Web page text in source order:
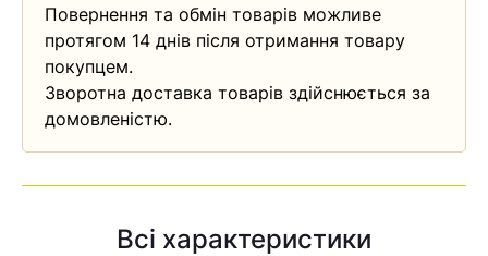
Повернення та обмін товарів можливе
протягом 14 днів після отримання товару
покупцем.
Зворотна доставка товарів здійснюється за
домовленістю.
Всі характеристики